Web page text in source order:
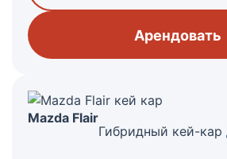
Арендовать
Mazda Flair
Гибридный кей-кар